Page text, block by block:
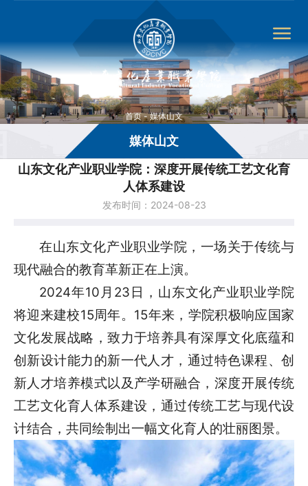
首页-媒体山文
媒体山文
山东文化产业职业学院：深度开展传统工艺文化育
人体系建设
发布时间：2024-08-23
在山东文化产业职业学院，一场关于传统与
现代融合的教育革新正在上演。
2024年10月23日，山东文化产业职业学院
将迎来建校15周年。15年来，学院积极响应国家
文化发展战略，致力于培养具有深厚文化底蕴和
创新设计能力的新一代人才，通过特色课程、创
新人才培养模式以及产学研融合，深度开展传统
工艺文化育人体系建设，通过传统工艺与现代设
计结合，共同绘制出一幅文化育人的壮丽图景。